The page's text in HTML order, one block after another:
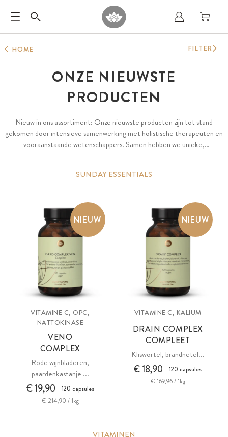
HOME
ONZE NIEUWSTE
PRODUCTEN
Nieuw in ons assortiment: Onze nieuwste producten zijn tot stand
gekomen door intensieve samenwerking met holistische therapeuten en
vooraanstaande wetenschappers. Samen hebben we unieke,
stoffen, superfoods en aroma producten.
SUNDAY ESSENTIALS
NIEUW
VITAMINE C, OPC,
NATTOKINASE
VENO
COMPLEX
Rode wijnbladeren,
paardenkastanje ...
€ 19,90
120 capsules
€ 214,90 / 1kg
NIEUW
VITAMINE C, KALIUM
DRAIN COMPLEX
COMPLEET
Kliswortel, brandnetel...
€ 18,90
120 capsules
€ 169,96 / 1kg
VITAMINEN
FILTER